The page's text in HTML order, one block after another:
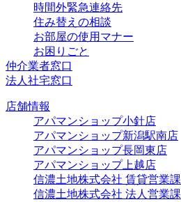
時間外緊急連絡先
住み替えの相談
お部屋の使用マナー
お困りごと
仲介業者窓口
法人社宅窓口
店舗情報
アパマンショップ小針店
アパマンショップ新潟駅南店
アパマンショップ長岡東店
アパマンショップ上越店
信濃土地株式会社 賃貸営業課
信濃土地株式会社 法人営業課